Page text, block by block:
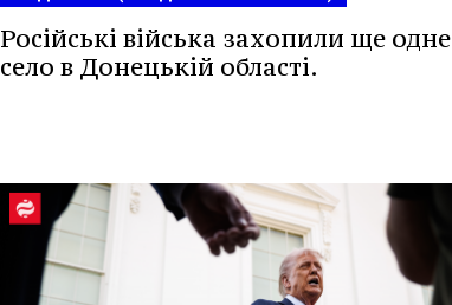
Російські війська захопили ще одне
село в Донецькій області.